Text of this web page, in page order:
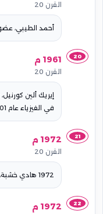
القرن 20
أحمد الطيبي،
20 1961 م
القرن 20
إيريك ألين
في الفيزياء عام 2001.
21 1972 م
القرن 20
1972 هادي خشبة، لاعب كرة قدم دولي مصري معتزل.
22 1972 م